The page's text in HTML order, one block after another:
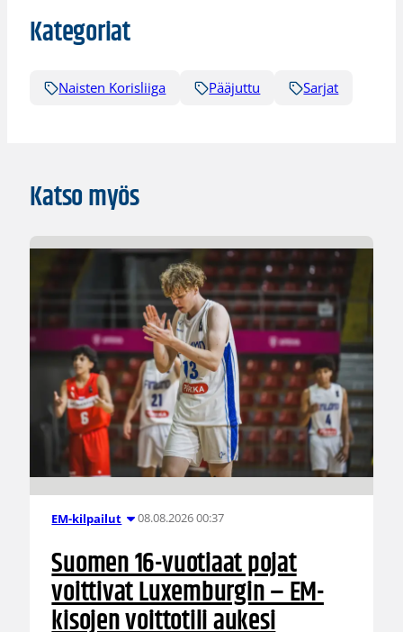
Kategoriat
Naisten Korisliiga Pääjuttu Sarjat
Katso myös
EM-kilpailut 08.08.2026 00:37
Suomen 16-vuotiaat pojat
voittivat Luxemburgin – EM-
kisojen voittotili aukesi